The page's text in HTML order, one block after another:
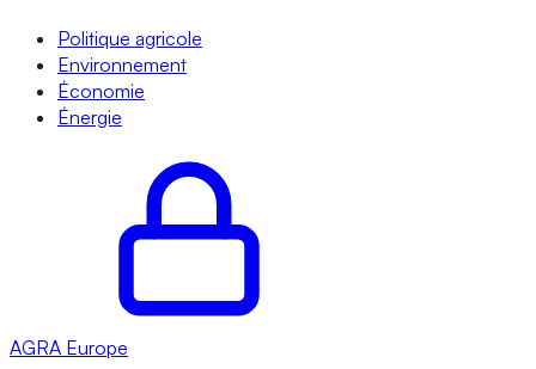
Politique agricole
Environnement
Économie
Énergie
AGRA Europe